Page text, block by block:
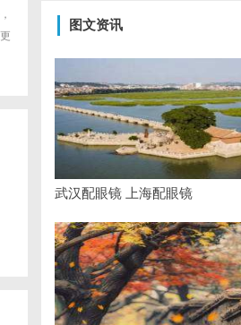
图文资讯
武汉配眼镜 上海配眼镜